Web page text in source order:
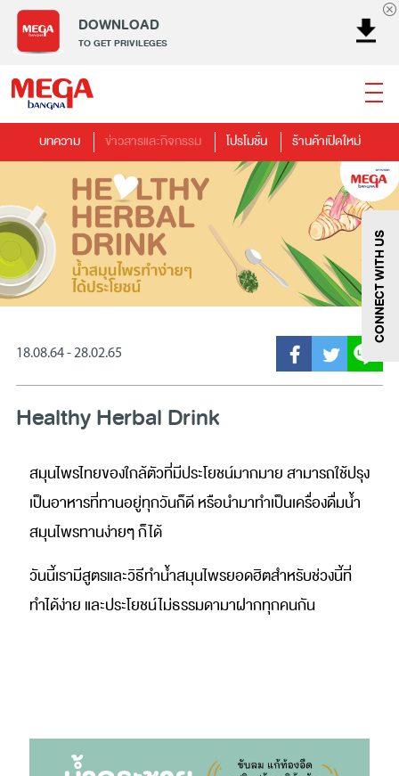
DOWNLOAD
TO GET PRIVILEGES
ธนาคาร ร้านอาหาร เอ็นเตอร์เทนเม้นท์
แฟชั่น
เครื่องประดับ
การตกแต่งบ้าน แม่และเด็ก
ไลฟ์สไตล์
บริการ
เมกา สมาร์ท คิดส์ กีฬา
ซูเปอร์มาร์เก็ต
แกดเจ็ตและเทคโนโลยี
สุขภาพและความงาม
แฟชั่น @Megabangna
CONNECT WITH US
บทความ ข่าวสารและกิจกรรม โปรโมชั่น ร้านค้าเปิดใหม่
18.08.64 - 28.02.65
Healthy Herbal Drink
สมุนไพรไทยของใกล้ตัวที่มีประโยชน์มากมาย สามารถใช้ปรุง
เป็นอาหารที่ทานอยู่ทุกวันก็ดี หรือนำมาทำเป็นเครื่องดื่มน้ำ
สมุนไพรทานง่ายๆ ก็ได้
วันนี้เรามีสูตรและวิธีทำน้ำสมุนไพรยอดฮิตสำหรับช่วงนี้ที่
ทำได้ง่าย และประโยชน์ไม่ธรรมดามาฝากทุกคนกัน